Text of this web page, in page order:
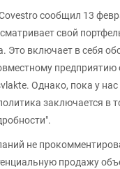
сообщил 13
свой
Это включает в себя
предприятию
Однако, пока у нас
заключается в
не
продажу